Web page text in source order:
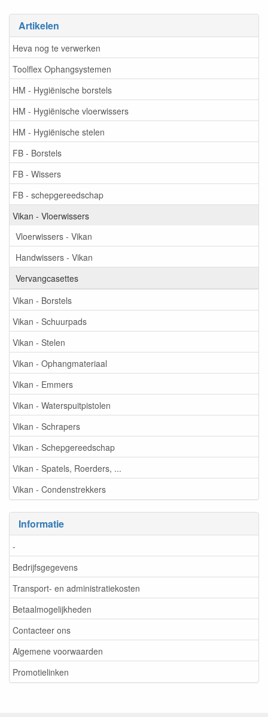
Artikelen
Heva nog te verwerken
Toolflex Ophangsystemen
HM - Hygiënische borstels
HM - Hygiënische vloerwissers
HM - Hygiënische stelen
FB - Borstels
FB - Wissers
FB - schepgereedschap
Vikan - Vloerwissers
Vloerwissers - Vikan
Handwissers - Vikan
Vervangcasettes
Vikan - Borstels
Vikan - Schuurpads
Vikan - Stelen
Vikan - Ophangmateriaal
Vikan - Emmers
Vikan - Waterspuitpistolen
Vikan - Schrapers
Vikan - Schepgereedschap
Vikan - Spatels, Roerders, ...
Vikan - Condenstrekkers
Informatie
-
Bedrijfsgegevens
Transport- en administratiekosten
Betaalmogelijkheden
Contacteer ons
Algemene voorwaarden
Promotielinken